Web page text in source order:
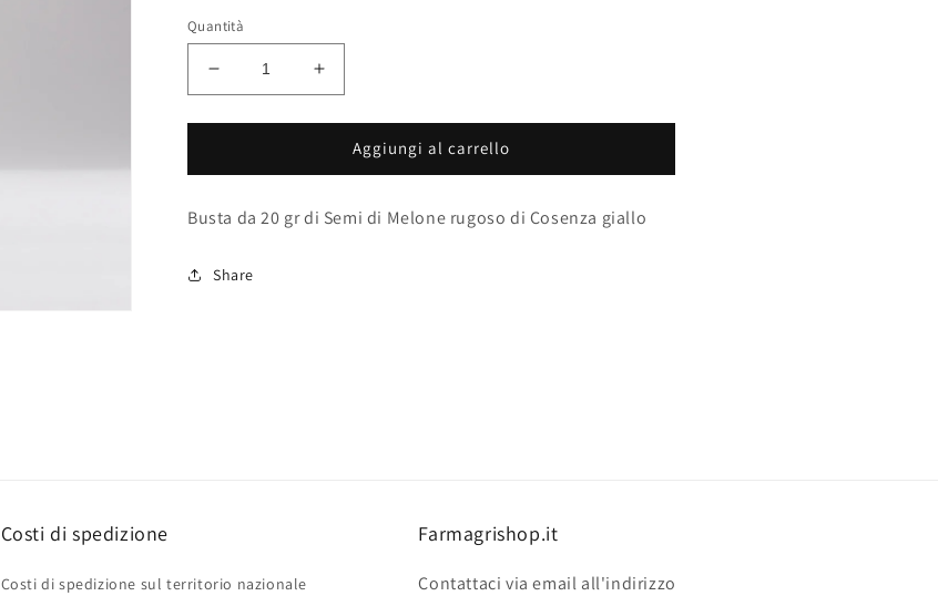
listino
Quantità
Diminuisci
quantità
per
da
gr
Semi
di
Aumenta
quantità
per
Busta
da
gr
Aggiungi al carrello
Busta da 20 gr di Semi di Melone rugoso di Cosenza giallo
Share
Costi di spedizione
Costi di spedizione sul territorio nazionale
Farmagrishop.it
Contattaci via email all'indirizzo